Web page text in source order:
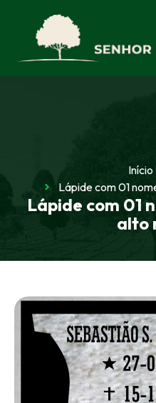
Início
Lápide com 01
Lápide com 01
alto